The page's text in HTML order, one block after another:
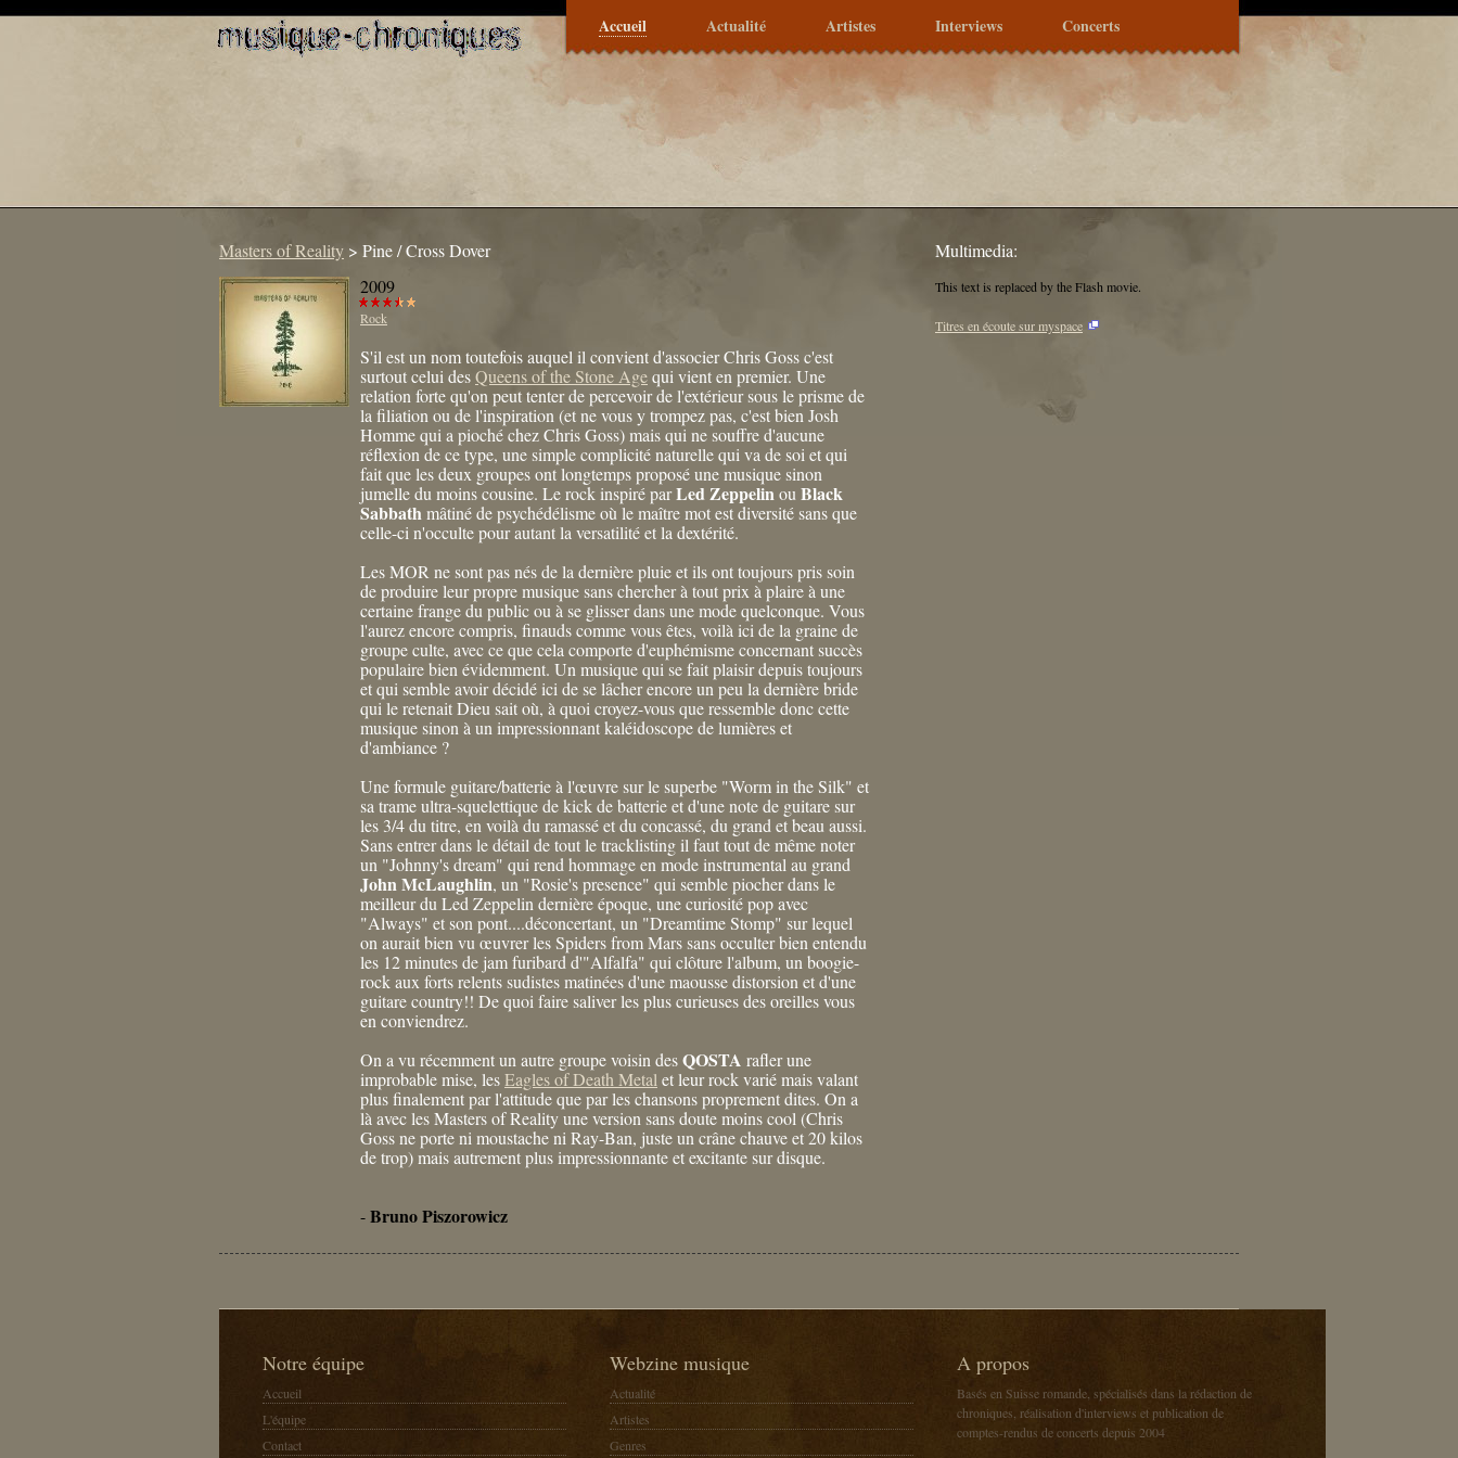
Accueil Actualité Artistes Interviews Concerts
Masters of Reality > Pine / Cross Dover
2009
Rock
S'il est un nom toutefois auquel il convient d'associer Chris Goss c'est
surtout celui desQueens of the Stone Agequi vient en premier. Une
relation forte qu'on peut tenter de percevoir de l'extérieur sous le prisme de
la filiation ou de l'inspiration (et ne vous y trompez pas, c'est bien Josh
Homme qui a pioché chez Chris Goss) mais qui ne souffre d'aucune
réflexion de ce type, une simple complicité naturelle qui va de soi et qui
fait que les deux groupes ont longtemps proposé une musique sinon
jumelle du moins cousine. Le rock inspiré parLed Zeppelinou Black
Sabbathmâtiné de psychédélisme où le maître mot est diversité sans que
celle-ci n'occulte pour autant la versatilité et la dextérité.
Les MOR ne sont pas nés de la dernière pluie et ils ont toujours pris soin
de produire leur propre musique sans chercher à tout prix à plaire à une
certaine frange du public ou à se glisser dans une mode quelconque. Vous
l'aurez encore compris, finauds comme vous êtes, voilà ici de la graine de
groupe culte, avec ce que cela comporte d'euphémisme concernant succès
populaire bien évidemment. Un musique qui se fait plaisir depuis toujours
et qui semble avoir décidé ici de se lâcher encore un peu la dernière bride
qui le retenait Dieu sait où, à quoi croyez-vous que ressemble donc cette
musique sinon à un impressionnant kaléidoscope de lumières et
d'ambiance ?
Une formule guitare/batterie à l'œuvre sur le superbe "Worm in the Silk" et
sa trame ultra-squelettique de kick de batterie et d'une note de guitare sur
les 3/4 du titre, en voilà du ramassé et du concassé, du grand et beau aussi.
Sans entrer dans le détail de tout le tracklisting il faut tout de même noter
un "Johnny's dream" qui rend hommage en mode instrumental au grand
John McLaughlin, un "Rosie's presence" qui semble piocher dans le
meilleur du Led Zeppelin dernière époque, une curiosité pop avec
"Always" et son pont....déconcertant, un "Dreamtime Stomp" sur lequel
on aurait bien vu œuvrer les Spiders from Mars sans occulter bien entendu
les 12 minutes de jam furibard d'"Alfalfa" qui clôture l'album, un boogie-
rock aux forts relents sudistes matinées d'une maousse distorsion et d'une
guitare country!! De quoi faire saliver les plus curieuses des oreilles vous
en conviendrez.
On a vu récemment un autre groupe voisin desQOSTA rafler une
improbable mise, lesEagles of Death Metal et leur rock varié mais valant
plus finalement par l'attitude que par les chansons proprement dites. On a
là avec les Masters of Reality une version sans doute moins cool (Chris
Goss ne porte ni moustache ni Ray-Ban, juste un crâne chauve et 20 kilos
de trop) mais autrement plus impressionnante et excitante sur disque.
-Bruno Piszorowicz
Multimedia:
This text is replaced by the Flash movie.
Titres en écoute sur myspace
Notre équipe
Accueil
L'équipe
Contact
Webzine musique
Actualité
Artistes
Genres
A propos
Basés en Suisse romande, spécialisés dans la rédaction de
chroniques, réalisation d'interviews et publication de
comptes-rendus de concerts depuis 2004